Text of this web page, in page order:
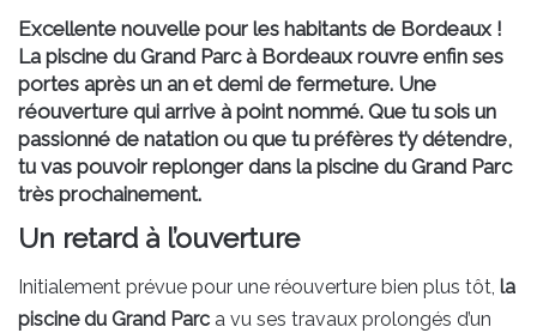
Excellente nouvelle pour les habitants de Bordeaux !
La piscine du Grand Parc à Bordeaux rouvre enfin ses
portes après un an et demi de fermeture. Une
réouverture qui arrive à point nommé. Que tu sois un
passionné de natation ou que tu préfères t’y détendre,
tu vas pouvoir replonger dans la piscine du Grand Parc
très prochainement.
Un retard à l’ouverture
Initialement prévue pour une réouverture bien plus tôt, la
piscine du Grand Parc a vu ses travaux prolongés d’un